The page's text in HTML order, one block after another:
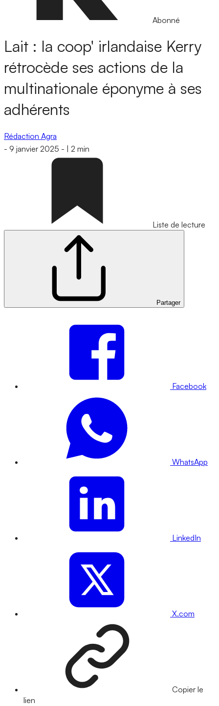
Abonné
Lait : la coop' irlandaise Kerry
rétrocède ses actions de la
multinationale éponyme à ses
adhérents
Rédaction Agra
- 9 janvier 2025 - 2 min
Liste de lecture
Partager
Facebook
WhatsApp
LinkedIn
X.com
Copier le
lien